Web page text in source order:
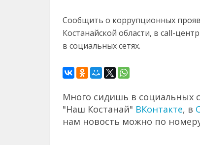
Сообщить о коррупционных
Костанайской области, в сall-
в социальных сетях.
Много сидишь в социальных
"Наш Костанай" ВКонтакте, в
нам новость можно по